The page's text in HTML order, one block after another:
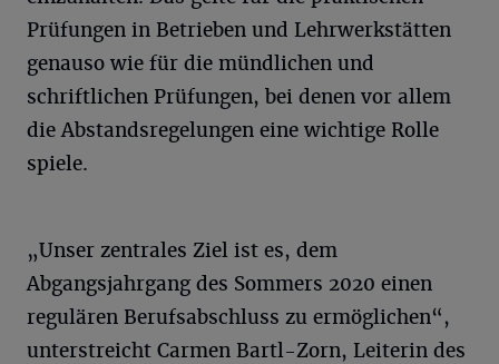
Prüfungen in Betrieben und Lehrwerkstätten
genauso wie für die mündlichen und
schriftlichen Prüfungen, bei denen vor allem
die Abstandsregelungen eine wichtige Rolle
spiele.
„Unser zentrales Ziel ist es, dem
Abgangsjahrgang des Sommers 2020 einen
regulären Berufsabschluss zu ermöglichen“,
unterstreicht Carmen Bartl-Zorn, Leiterin des